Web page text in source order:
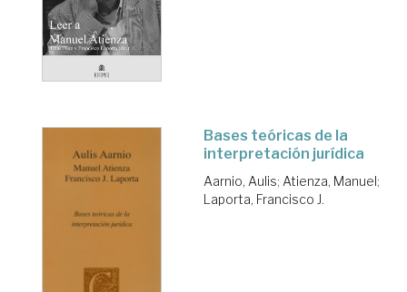
Bases teóricas de la
interpretación jurídica
Aarnio, Aulis; Atienza, Manuel;
Laporta, Francisco J.